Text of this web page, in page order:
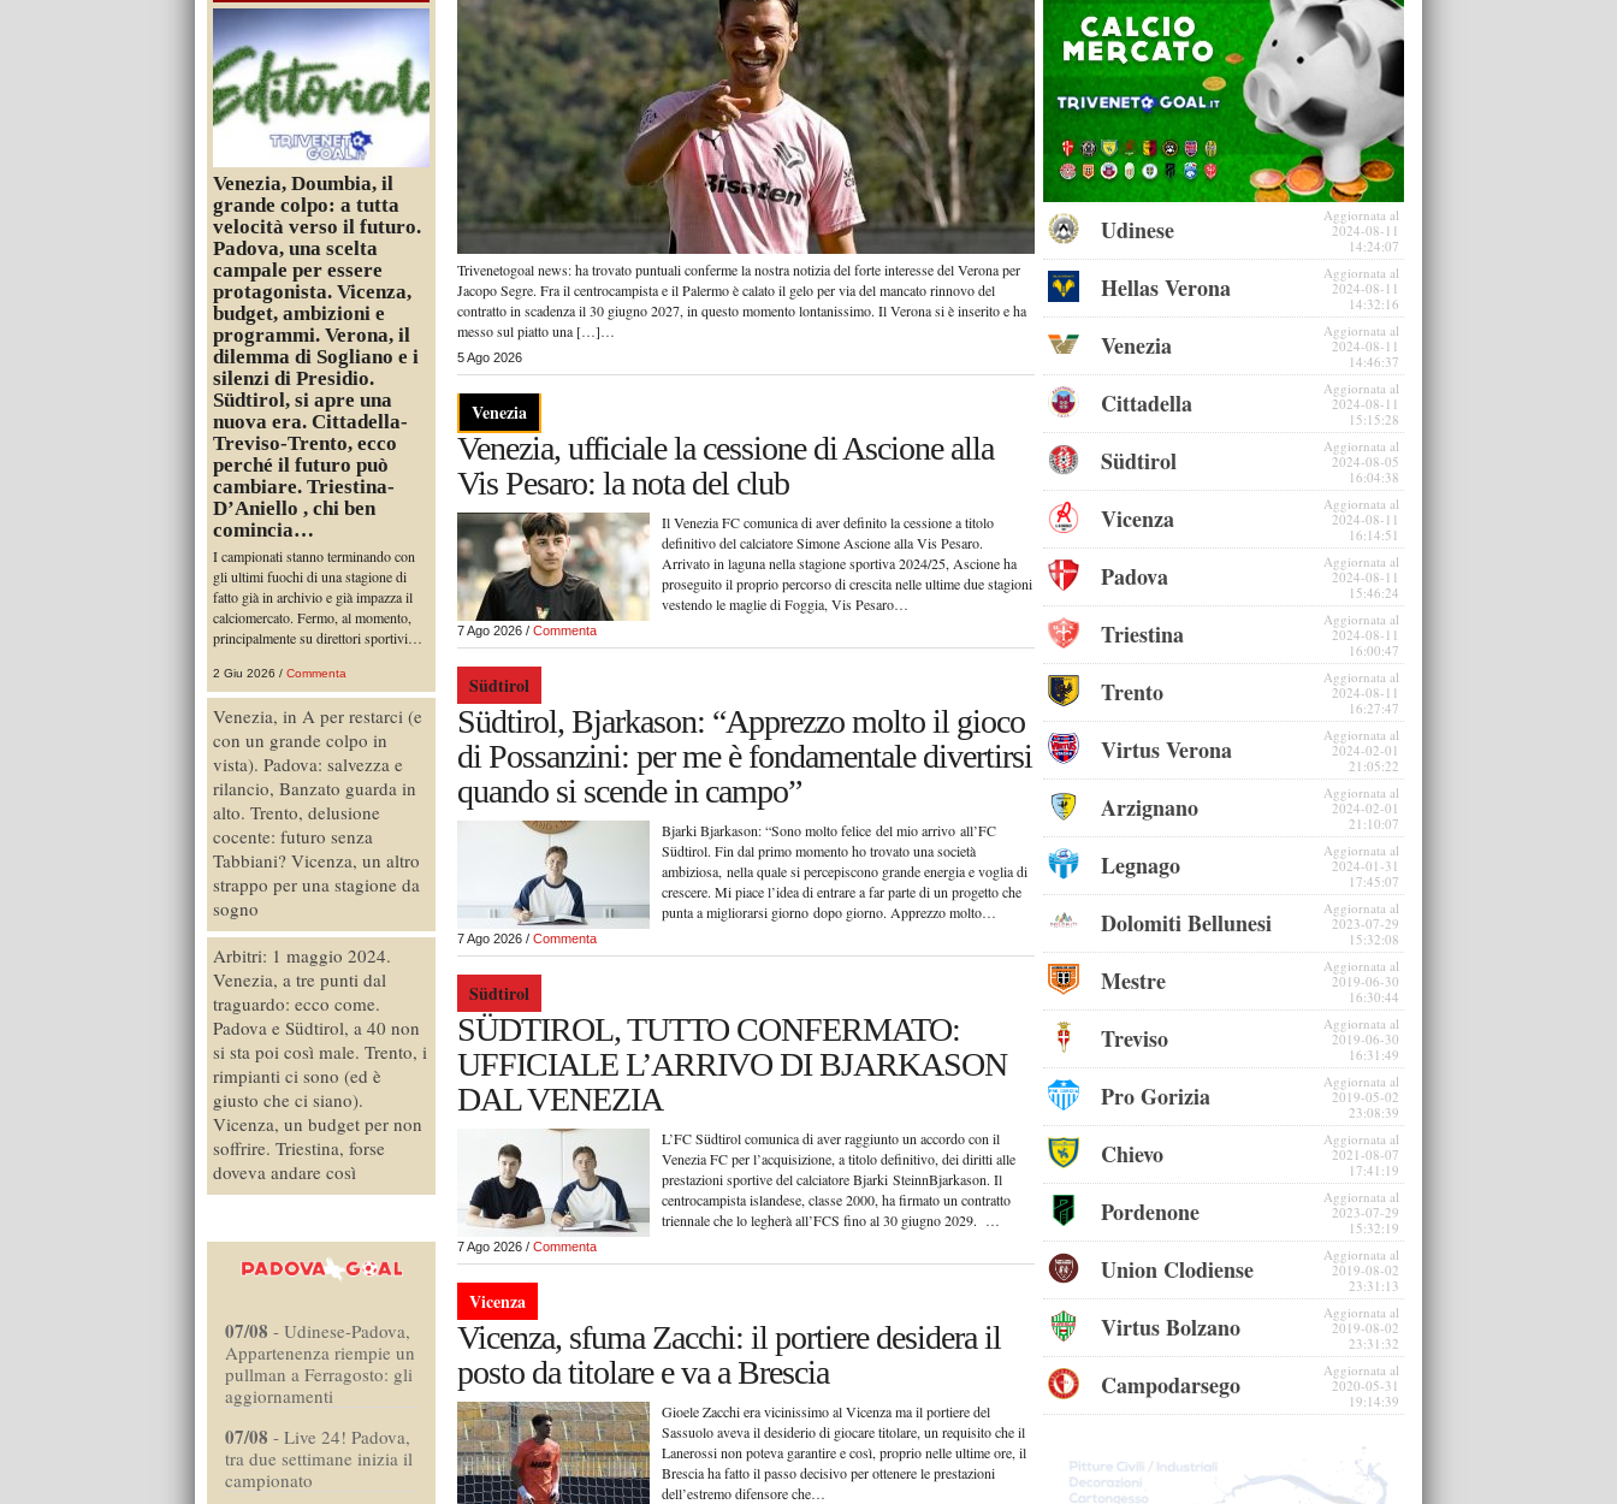
Venezia, Doumbia, il
grande colpo: a tutta
velocità verso il futuro.
Padova, una scelta
campale per essere
protagonista. Vicenza,
budget, ambizioni e
programmi. Verona, il
dilemma di Sogliano e i
silenzi di Presidio.
Südtirol, si apre una
nuova era. Cittadella-
Treviso-Trento, ecco
perché il futuro può
cambiare. Triestina-
D’Aniello , chi ben
comincia…
I campionati stanno terminando con
gli ultimi fuochi di una stagione di
fatto già in archivio e già impazza il
calciomercato. Fermo, al momento,
principalmente su direttori sportivi…
2 Giu 2026 / Commenta
Venezia, in A per restarci (e
con un grande colpo in
vista). Padova: salvezza e
rilancio, Banzato guarda in
alto. Trento, delusione
cocente: futuro senza
Tabbiani? Vicenza, un altro
strappo per una stagione da
sogno
Arbitri: 1 maggio 2024.
Venezia, a tre punti dal
traguardo: ecco come.
Padova e Südtirol, a 40 non
si sta poi così male. Trento, i
rimpianti ci sono (ed è
giusto che ci siano).
Vicenza, un budget per non
soffrire. Triestina, forse
doveva andare così
07/08 - Udinese-Padova,
Appartenenza riempie un
pullman a Ferragosto: gli
aggiornamenti
07/08 - Live 24! Padova,
tra due settimane inizia il
campionato
Trivenetogoal news: ha trovato puntuali conferme la nostra notizia del forte interesse del Verona per
Jacopo Segre. Fra il centrocampista e il Palermo è calato il gelo per via del mancato rinnovo del
contratto in scadenza il 30 giugno 2027, in questo momento lontanissimo. Il Verona si è inserito e ha
messo sul piatto una […]…
5 Ago 2026
Venezia
Venezia, ufficiale la cessione di Ascione alla
Vis Pesaro: la nota del club
Il Venezia FC comunica di aver definito la cessione a titolo
definitivo del calciatore Simone Ascione alla Vis Pesaro.
Arrivato in laguna nella stagione sportiva 2024/25, Ascione ha
proseguito il proprio percorso di crescita nelle ultime due stagioni
vestendo le maglie di Foggia, Vis Pesaro…
7 Ago 2026 / Commenta
Südtirol
Südtirol, Bjarkason: “Apprezzo molto il gioco
di Possanzini: per me è fondamentale divertirsi
quando si scende in campo”
Bjarki Bjarkason: “Sono molto felice del mio arrivo all’FC
Südtirol. Fin dal primo momento ho trovato una società
ambiziosa, nella quale si percepiscono grande energia e voglia di
crescere. Mi piace l’idea di entrare a far parte di un progetto che
punta a migliorarsi giorno dopo giorno. Apprezzo molto…
7 Ago 2026 / Commenta
Südtirol
SÜDTIROL, TUTTO CONFERMATO:
UFFICIALE L’ARRIVO DI BJARKASON
DAL VENEZIA
L’FC Südtirol comunica di aver raggiunto un accordo con il
Venezia FC per l’acquisizione, a titolo definitivo, dei diritti alle
prestazioni sportive del calciatore Bjarki SteinnBjarkason. Il
centrocampista islandese, classe 2000, ha firmato un contratto
triennale che lo legherà all’FCS fino al 30 giugno 2029. …
7 Ago 2026 / Commenta
Vicenza
Vicenza, sfuma Zacchi: il portiere desidera il
posto da titolare e va a Brescia
Gioele Zacchi era vicinissimo al Vicenza ma il portiere del
Sassuolo aveva il desiderio di giocare titolare, un requisito che il
Lanerossi non poteva garantire e così, proprio nelle ultime ore, il
Brescia ha fatto il passo decisivo per ottenere le prestazioni
dell’estremo difensore che…
Udinese
Aggiornata al
2024-08-11
14:24:07
Hellas Verona
Aggiornata al
2024-08-11
14:32:16
Venezia
Aggiornata al
2024-08-11
14:46:37
Cittadella
Aggiornata al
2024-08-11
15:15:28
Südtirol
Aggiornata al
2024-08-05
16:04:38
Vicenza
Aggiornata al
2024-08-11
16:14:51
Padova
Aggiornata al
2024-08-11
15:46:24
Triestina
Aggiornata al
2024-08-11
16:00:47
Trento
Aggiornata al
2024-08-11
16:27:47
Virtus Verona
Aggiornata al
2024-02-01
21:05:22
Arzignano
Aggiornata al
2024-02-01
21:10:07
Legnago
Aggiornata al
2024-01-31
17:45:07
Dolomiti Bellunesi
Aggiornata al
2023-07-29
15:32:08
Mestre
Aggiornata al
2019-06-30
16:30:44
Treviso
Aggiornata al
2019-06-30
16:31:49
Pro Gorizia
Aggiornata al
2019-05-02
23:08:39
Chievo
Aggiornata al
2021-08-07
17:41:19
Pordenone
Aggiornata al
2023-07-29
15:32:19
Union Clodiense
Aggiornata al
2019-08-02
23:31:13
Virtus Bolzano
Aggiornata al
2019-08-02
23:31:32
Campodarsego
Aggiornata al
2020-05-31
19:14:39